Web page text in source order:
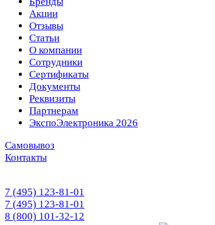
Акции
Отзывы
Статьи
О компании
Сотрудники
Сертификаты
Документы
Реквизиты
Партнерам
ЭкспоЭлектроника 2026
Самовывоз
Контакты
7 (495) 123-81-01
7 (495) 123-81-01
8 (800) 101-32-12